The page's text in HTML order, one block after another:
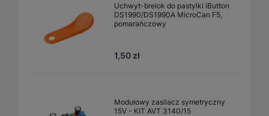
Uchwyt-brelok do pastylki iButton
DS1990/DS1990A MicroCan F5,
pomarańczowy
1,50 zł
Modułowy zasilacz symetryczny
15V - KIT AVT 3140/15